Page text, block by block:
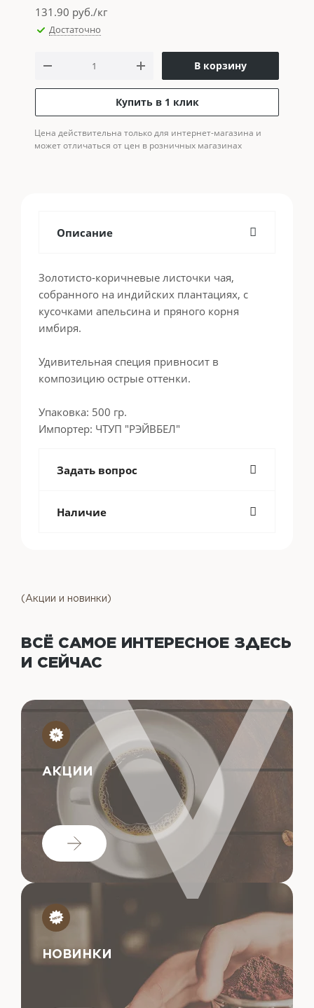
131.90 руб./кг
Достаточно
В корзину
Купить в 1 клик
Цена действительна только для интернет-магазина и
может отличаться от цен в розничных магазинах
Описание
Золотисто-коричневые листочки чая,
собранного на индийских плантациях, с
кусочками апельсина и пряного корня
имбиря.
Удивительная специя привносит в
композицию острые оттенки.
Упаковка: 500 гр.
Импортер: ЧТУП "РЭЙВБЕЛ"
Задать вопрос
Наличие
(Акции и новинки)
ВСЁ САМОЕ ИНТЕРЕСНОЕ ЗДЕСЬ
И СЕЙЧАС
АКЦИИ
НОВИНКИ